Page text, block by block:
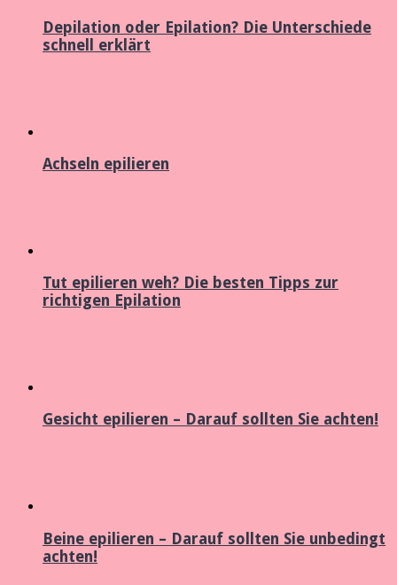
Depilation oder Epilation? Die Unterschiede
schnell erklärt
Achseln epilieren
Tut epilieren weh? Die besten Tipps zur
richtigen Epilation
Gesicht epilieren – Darauf sollten Sie achten!
Beine epilieren – Darauf sollten Sie unbedingt
achten!